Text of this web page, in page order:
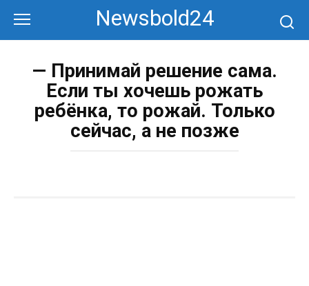
контенту
Newsbold24
— Принимай решение сама.
Если ты хочешь рожать
ребёнка, то рожай. Только
сейчас, а не позже